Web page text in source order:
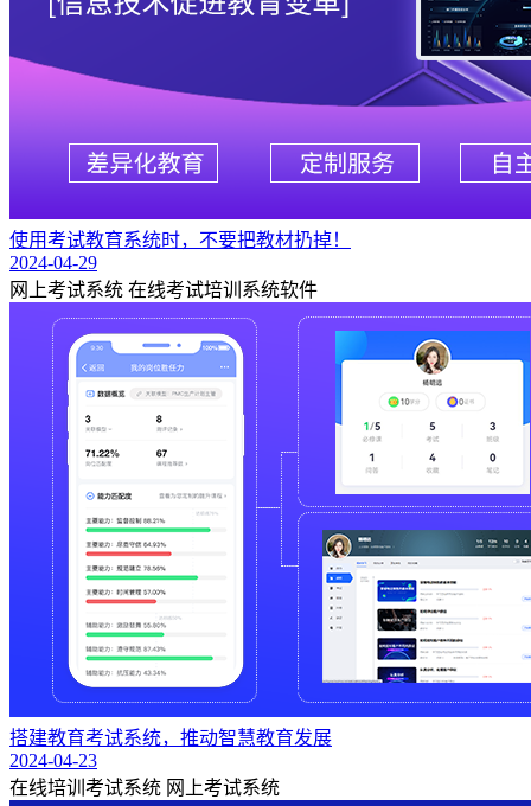
使用考试教育系统时，不要把教材扔掉！
2024-04-29
网上考试系统 在线考试培训系统软件
搭建教育考试系统，推动智慧教育发展
2024-04-23
在线培训考试系统 网上考试系统